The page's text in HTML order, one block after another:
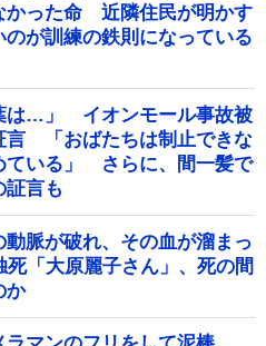
かった命 近隣住民が明かす
のが訓練の鉄則になっている
は…」 イオンモール事故被
言 「おばたちは制止できな
ている」 さらに、間一髪で
証言も
脈が破れ、その血が溜まっ
「大原麗子さん」、死の間
か